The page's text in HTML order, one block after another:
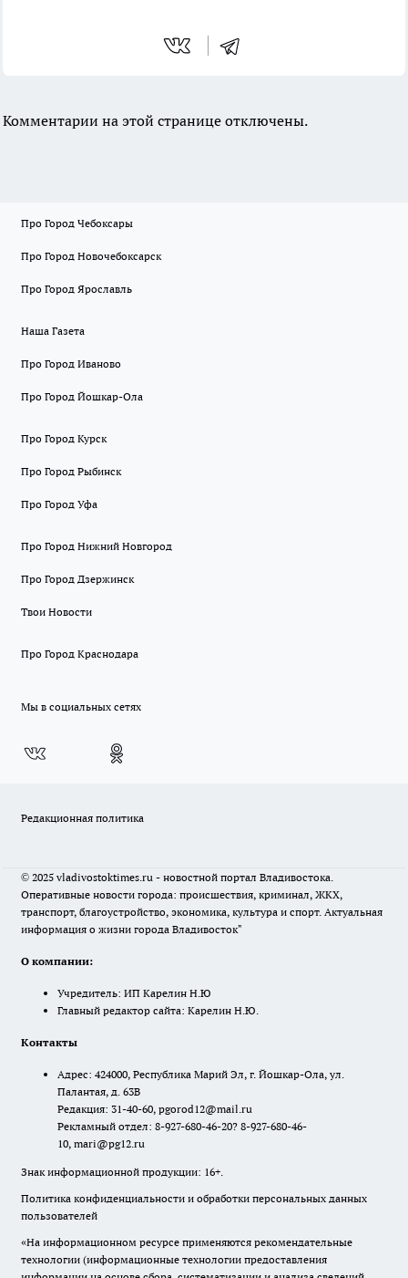
Комментарии на этой странице отключены.
Про Город Чебоксары
Про Город Новочебоксарск
Про Город Ярославль
Наша Газета
Про Город Иваново
Про Город Йошкар-Ола
Про Город Курск
Про Город Рыбинск
Про Город Уфа
Про Город Нижний Новгород
Про Город Дзержинск
Твои Новости
Про Город Краснодара
Мы в социальных сетях
Редакционная политика
© 2025 vladivostoktimes.ru - новостной портал Владивостока.
Оперативные новости города: происшествия, криминал, ЖКХ,
транспорт, благоустройство, экономика, культура и спорт. Актуальная
информация о жизни города Владивосток"
О компании:
Учредитель: ИП Карелин Н.Ю
Главный редактор сайта: Карелин Н.Ю.
Контакты
Адрес: 424000, Республика Марий Эл, г. Йошкар-Ола, ул.
Палантая, д. 63В
Редакция: 31-40-60, pgorod12@mail.ru
Рекламный отдел: 8-927-680-46-20? 8-927-680-46-
10, mari@pg12.ru
Знак информационной продукции: 16+.
Политика конфиденциальности и обработки персональных данных
пользователей
«На информационном ресурсе применяются рекомендательные
технологии (информационные технологии предоставления